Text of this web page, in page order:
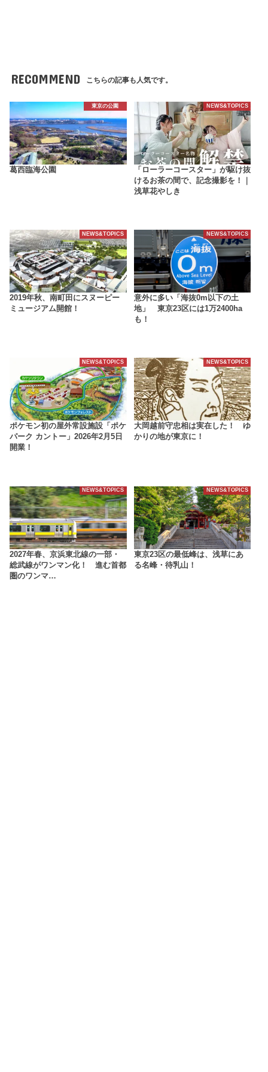
RECOMMEND こちらの記事も人気です。
東京の公園
葛西臨海公園
NEWS&TOPICS
「ローラーコースター」が駆け抜
けるお茶の間で、記念撮影を！｜
浅草花やしき
NEWS&TOPICS
2019年秋、南町田にスヌーピー
ミュージアム開館！
NEWS&TOPICS
意外に多い「海抜0m以下の土
地」 東京23区には1万2400ha
も！
NEWS&TOPICS
ポケモン初の屋外常設施設「ポケ
パーク カントー」2026年2月5日
開業！
NEWS&TOPICS
大岡越前守忠相は実在した！ ゆ
かりの地が東京に！
NEWS&TOPICS
2027年春、京浜東北線の一部・
総武線がワンマン化！ 進む首都
圏のワンマ…
NEWS&TOPICS
東京23区の最低峰は、浅草にあ
る名峰・待乳山！